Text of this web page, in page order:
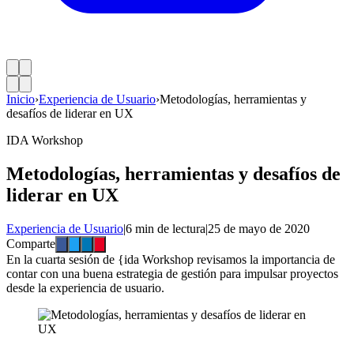
Inicio›Experiencia de Usuario›Metodologías, herramientas y
desafíos de liderar en UX
IDA Workshop
Metodologías, herramientas y desafíos de
liderar en UX
Experiencia de Usuario|6 min de lectura|25 de mayo de 2020
Comparte
En la cuarta sesión de {ida Workshop revisamos la importancia de
contar con una buena estrategia de gestión para impulsar proyectos
desde la experiencia de usuario.